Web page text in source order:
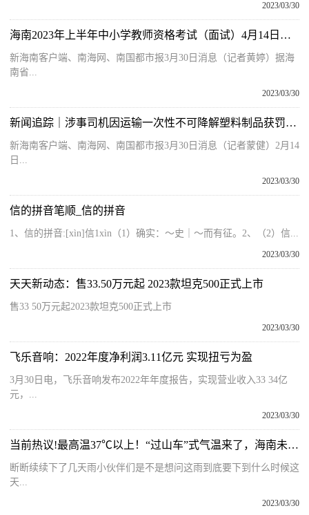
2023/03/30
海南2023年上半年中小学教师资格考试（面试）4月14日起报名
新海南客户端、南海网、南国都市报3月30日消息（记者黄婷）据海
南省...
2023/03/30
新闻追踪｜涉事司机因运输一次性不可降解塑料制品获罚1万元
新海南客户端、南海网、南国都市报3月30日消息（记者蒙健）2月14
日...
2023/03/30
信的拼音笔顺_信的拼音
1、信的拼音:[xìn]信1xìn（1）确实：～史｜～而有征。2、（2）信...
2023/03/30
天天新动态：售33.50万元起 2023款坦克500正式上市
售33 50万元起2023款坦克500正式上市
2023/03/30
飞乐音响：2022年度净利润3.11亿元 实现扭亏为盈
3月30日电，飞乐音响发布2022年年度报告，实现营业收入33 34亿
元，...
2023/03/30
当前热议!最高温37℃以上！“过山车”式气温来了，海南未来几天天气
断断续续下了几天雨小伙伴们是不是想问这雨到底要下到什么时候这
天...
2023/03/30